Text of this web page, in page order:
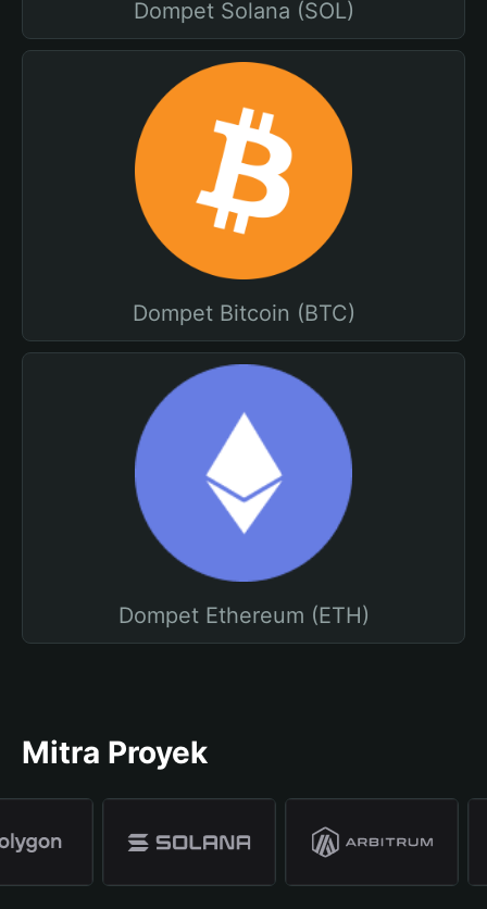
Dompet Solana (SOL)
Dompet Bitcoin (BTC)
Dompet Ethereum (ETH)
Mitra Proyek